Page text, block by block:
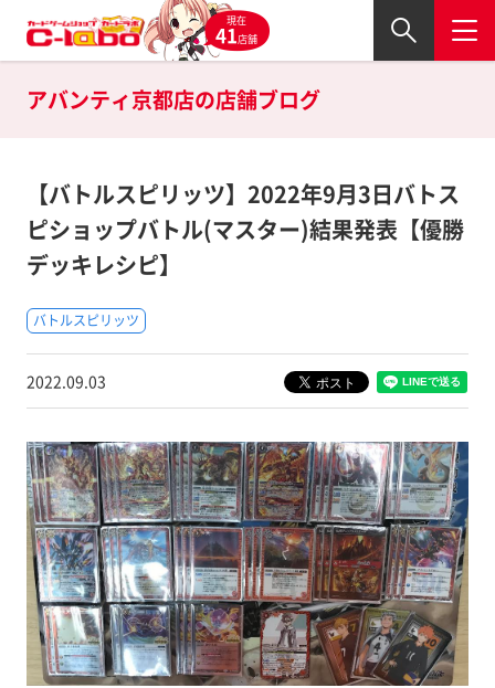
現在
41店舗
アバンティ京都店の店舗ブログ
【バトルスピリッツ】2022年9月3日バトス
ピショップバトル(マスター)結果発表【優勝
デッキレシピ】
バトルスピリッツ
2022.09.03